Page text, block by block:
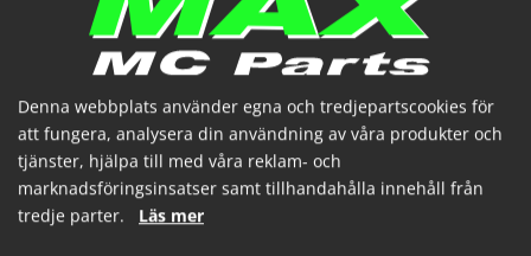
199,03 SEK(inkl. moms)

Denna webbplats använder egna och tredjepartscookies för
att fungera, analysera din användning av våra produkter och
tjänster, hjälpa till med våra reklam- och
marknadsföringsinsatser samt tillhandahålla innehåll från
tredje parter. Läs mer